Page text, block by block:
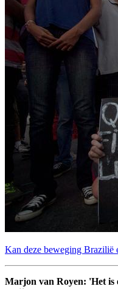
Kan deze beweging Brazilië
Marjon van Royen: 'Het is